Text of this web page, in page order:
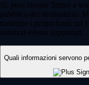
Sì, puoi inviare Tether a
pubblico del destinatario.
trasferire i propri fondi sul
indirizzi esterni supportati.
Quali informazioni servono